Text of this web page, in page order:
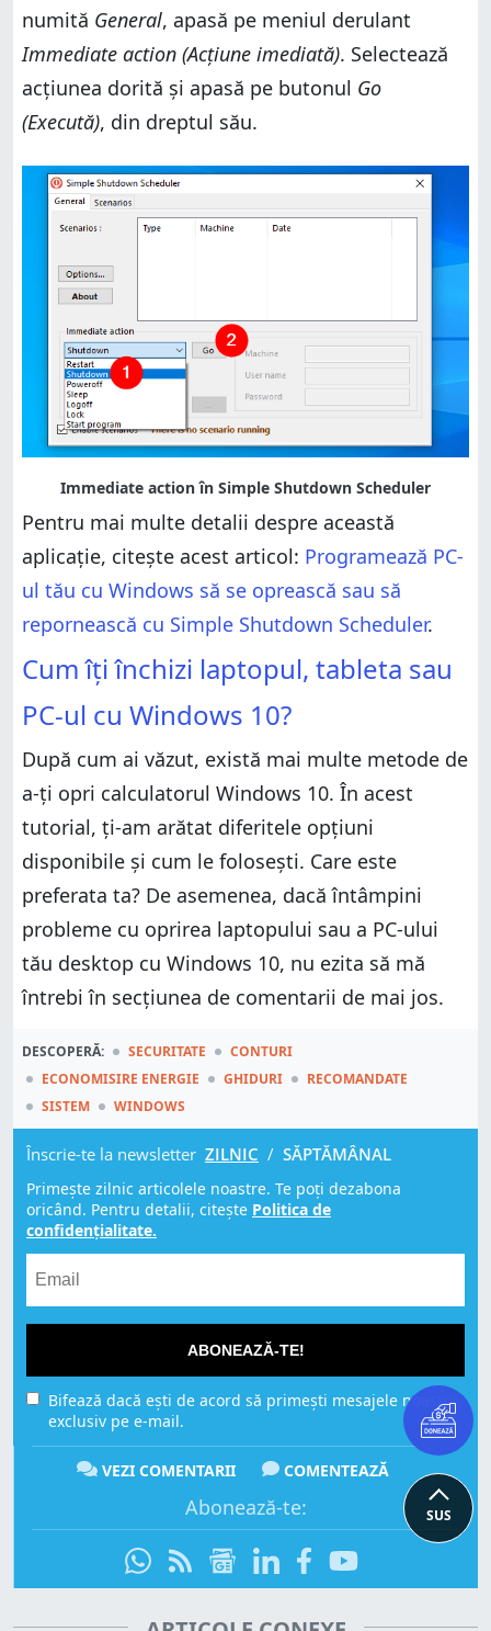
SUS
numită General, apasă pe meniul derulant
Immediate action (Acțiune imediată). Selectează
acțiunea dorită și apasă pe butonul Go
(Execută), din dreptul său.
Pentru mai multe detalii despre această
aplicație, citește acest articol: Programează PC-
ul tău cu Windows să se oprească sau să
repornească cu Simple Shutdown Scheduler.
Cum îți închizi laptopul, tableta sau
PC-ul cu Windows 10?
După cum ai văzut, există mai multe metode de
a-ți opri calculatorul Windows 10. În acest
tutorial, ți-am arătat diferitele opțiuni
disponibile și cum le folosești. Care este
preferata ta? De asemenea, dacă întâmpini
probleme cu oprirea laptopului sau a PC-ului
tău desktop cu Windows 10, nu ezita să mă
întrebi în secțiunea de comentarii de mai jos.
DESCOPERĂ: SECURITATE
CONTURI
ECONOMISIRE ENERGIE
GHIDURI
RECOMANDATE
SISTEM
WINDOWS
Înscrie-te la newsletter ZILNIC / SĂPTĂMÂNAL
Primește zilnic articolele noastre. Te poți dezabona
oricând. Pentru detalii, citește Politica de
confidențialitate.
ABONEAZĂ-TE!
Bifează dacă ești de acord să primești mesajele noastre,
exclusiv pe e-mail.
VEZI COMENTARII COMENTEAZĂ
Abonează-te: